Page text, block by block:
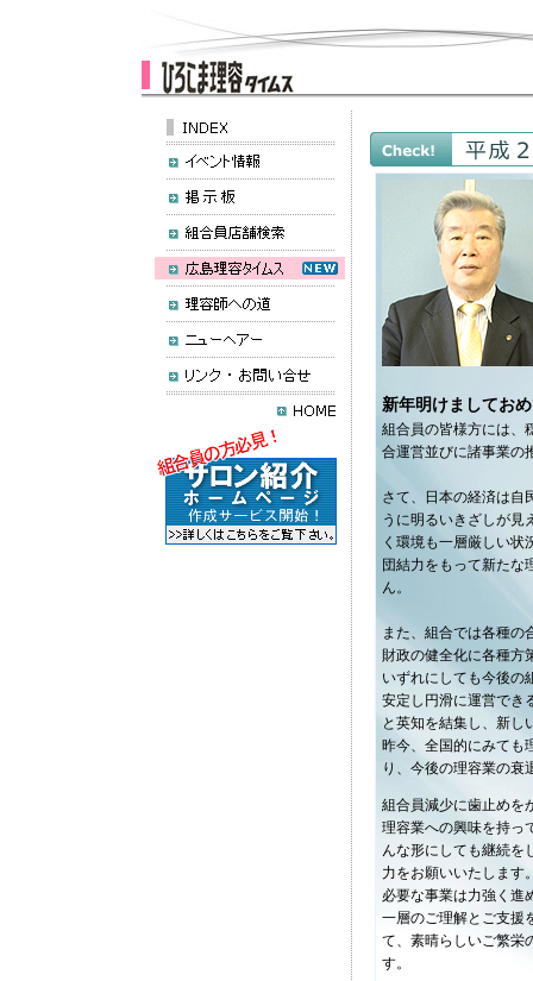
新年明けましてお
組合員の皆様方には、
合運営並びに諸事業の
さて、日本の経済は自
うに明るいきざしが見
く環境も一層厳しい
団結力をもって新たな
ん。
また、組合では各種の
財政の健全化に各種方
いずれにしても今後の
安定し円滑に運営でき
と英知を結集し、新し
昨今、全国的にみても
り、今後の理容業の衰
組合員減少に歯止めを
理容業への興味を持っ
んな形にしても継続を
力をお願いいたします
必要な事業は力強く進
一層のご理解とご支援
て、素晴らしいご繁栄
す。